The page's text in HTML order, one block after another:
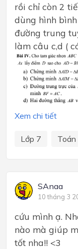
rồi chỉ còn 2
dùng hình
đường trung
làm câu c,d (
Xem chi tiết
Lớp 7 Toán
SAnaa
10 tháng 3
cứu mình ạ.
nào mà giúp
tốt nha!! <3